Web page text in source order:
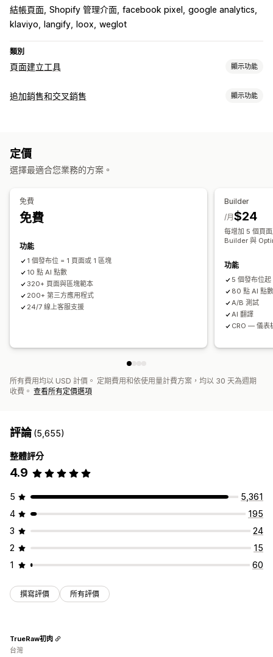
結帳頁面 Shopify 管理介面 facebook pixel
google analytics
klaviyo
langify loox weglot
類別
頁面建立工具 顯示功能
頁面類型
個人檔案連結頁面
編輯工具
大量發布
全站區段
活動記錄
追加銷售和交叉銷售 顯示功能
彈出式視窗
分析
定價
選擇最適合您業務的方案。
免費
免費
功能
1 個發布位 = 1 頁面或 1 區塊
10 點 AI 點數
320+ 頁面與區塊範本
200+ 第三方應用程式
24/7 線上客服支援
Builder
$24
/月
每增加 5 個頁
Builder 與
功能
5 個發布位起
80 點 AI 點
A/B 測試
AI 翻譯
CRO — 儀表
所有費用均以 USD 計價。 定期費用和依使用量計費方案，均以 30 天為週期
收費。 查看所有定價選項
評論(5,655)
整體評分
4.9
5
5,361
4
195
3
24
2
15
1
60
撰寫評價 所有評價
TrueRaw初肉
台灣